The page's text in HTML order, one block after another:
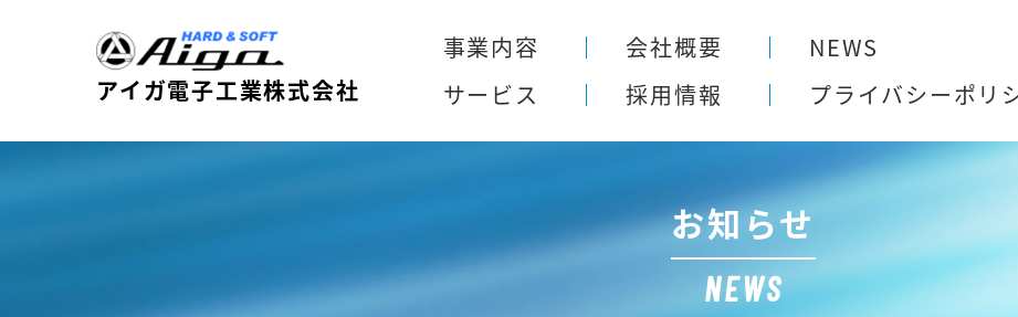
アイガ電子工業株式会社
事業内容 会社概要
NEWS
サービス
採用情報 プライバシーポリ
お知らせ
NEWS